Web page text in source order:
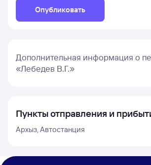
Опубликовать
Дополнительная информация о
«Лебедев В.Г.»
Пункты отправления и
Архыз, Автостанция